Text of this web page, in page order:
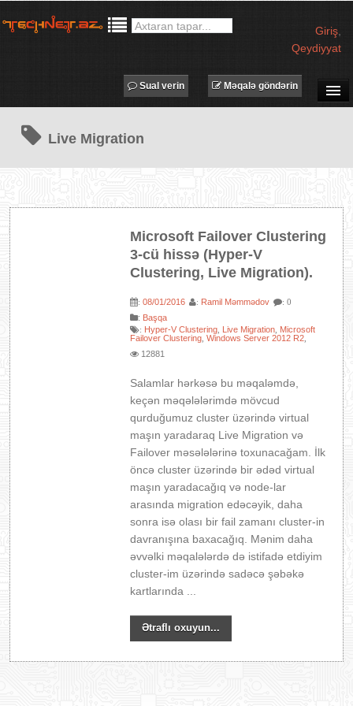
Giriş
Qeydiyyat
MƏQALƏLƏR
PROQRAMLAR
AVADANLIQLAR
Məqalə göndərin
Sual verin
Live Migration
Microsoft Failover Clustering
3-cü hissə (Hyper-V
Clustering, Live Migration).
:08/01/2016 : Ramil Məmmədov : 0
: Başqa
: Hyper-V Clustering Live Migration Microsoft
Failover Clustering ,Windows Server 2012 R2
12881
Salamlar hərkəsə bu məqaləmdə,
keçən məqələlərimdə mövcud
qurduğumuz cluster üzərində virtual
maşın yaradaraq Live Migration və
Failover məsələlərinə toxunacağam. İlk
öncə cluster üzərində bir ədəd virtual
maşın yaradacağıq və node-lar
arasında migration edəcəyik, daha
sonra isə olası bir fail zamanı cluster-in
davranışına baxacağıq. Mənim daha
əvvəlki məqalələrdə də istifadə etdiyim
cluster-im üzərində sadəcə şəbəkə
kartlarında ...
Ətraflı oxuyun...